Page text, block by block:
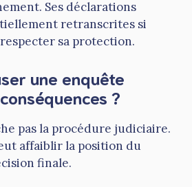
Ses déclarations
retranscrites si
sa protection.
une enquête
?
pas la procédure judiciaire.
affaiblir la position du
finale.